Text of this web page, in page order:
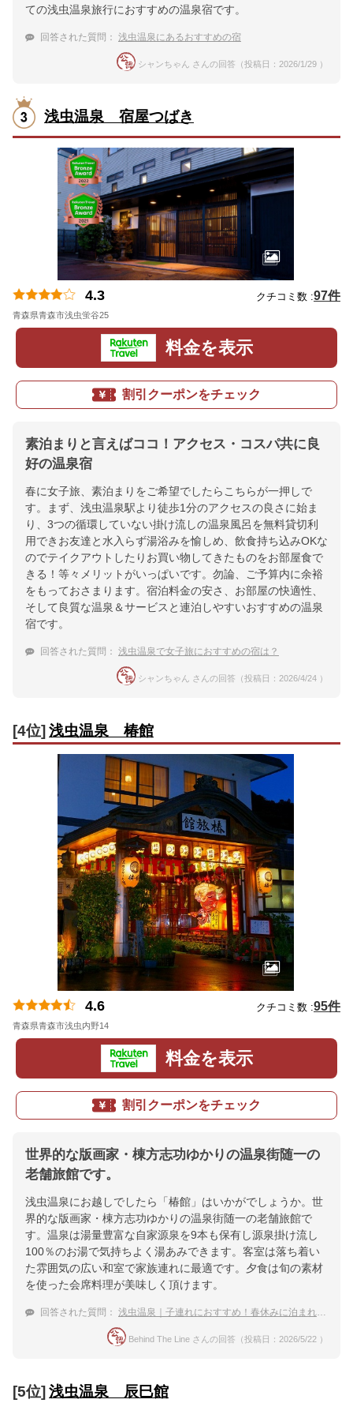
ての浅虫温泉旅行におすすめの温泉宿です。
回答された質問： 浅虫温泉にあるおすすめの宿
シャンちゃん さんの回答（投稿日：2026/1/29 ）
浅虫温泉 宿屋つばき
4.3 クチコミ数 :97件
青森県青森市浅虫蛍谷25
料金を表示
割引クーポンをチェック
素泊まりと言えばココ！アクセス・コスパ共に良
好の温泉宿
春に女子旅、素泊まりをご希望でしたらこちらが一押しで
す。まず、浅虫温泉駅より徒歩1分のアクセスの良さに始ま
り、3つの循環していない掛け流しの温泉風呂を無料貸切利
用できお友達と水入らず湯浴みを愉しめ、飲食持ち込みOKな
のでテイクアウトしたりお買い物してきたものをお部屋食で
きる！等々メリットがいっぱいです。勿論、ご予算内に余裕
をもっておさまります。宿泊料金の安さ、お部屋の快適性、
そして良質な温泉＆サービスと連泊しやすいおすすめの温泉
宿です。
回答された質問： 浅虫温泉で女子旅におすすめの宿は？
シャンちゃん さんの回答（投稿日：2026/4/24 ）
[4位] 浅虫温泉 椿館
4.6 クチコミ数 :95件
青森県青森市浅虫内野14
料金を表示
割引クーポンをチェック
世界的な版画家・棟方志功ゆかりの温泉街随一の
老舗旅館です。
浅虫温泉にお越しでしたら「椿館」はいかがでしょうか。世
界的な版画家・棟方志功ゆかりの温泉街随一の老舗旅館で
す。温泉は湯量豊富な自家源泉を9本も保有し源泉掛け流し
100％のお湯で気持ちよく湯あみできます。客室は落ち着い
た雰囲気の広い和室で家族連れに最適です。夕食は旬の素材
を使った会席料理が美味しく頂けます。
回答された質問： 浅虫温泉｜子連れにおすすめ！春休みに泊まれる穴場な宿は？
Behind The Line さんの回答（投稿日：2026/5/22 ）
[5位] 浅虫温泉 辰巳館